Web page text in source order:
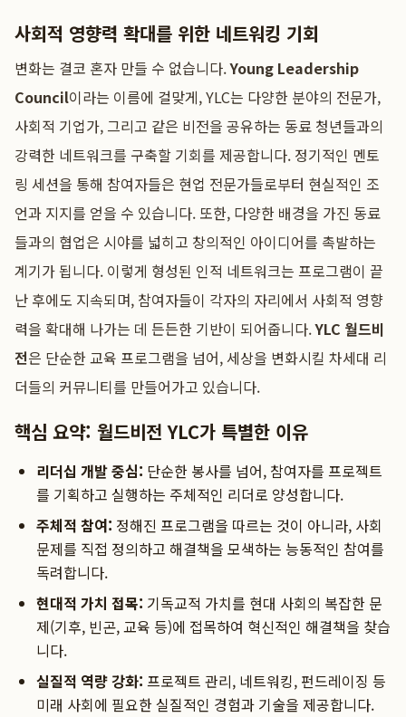
사회적 영향력 확대를 위한 네트워킹 기회
변화는 결코 혼자 만들 수 없습니다.Young Leadership
Council이라는 이름에 걸맞게, YLC는 다양한 분야의 전문가,
사회적 기업가, 그리고 같은 비전을 공유하는 동료 청년들과의
강력한 네트워크를 구축할 기회를 제공합니다. 정기적인 멘토
링 세션을 통해 참여자들은 현업 전문가들로부터 현실적인 조
언과 지지를 얻을 수 있습니다. 또한, 다양한 배경을 가진 동료
들과의 협업은 시야를 넓히고 창의적인 아이디어를 촉발하는
계기가 됩니다. 이렇게 형성된 인적 네트워크는 프로그램이 끝
난 후에도 지속되며, 참여자들이 각자의 자리에서 사회적 영향
력을 확대해 나가는 데 든든한 기반이 되어줍니다.YLC 월드비
전은 단순한 교육 프로그램을 넘어, 세상을 변화시킬 차세대 리
더들의 커뮤니티를 만들어가고 있습니다.
핵심 요약: 월드비전 YLC가 특별한 이유
리더십 개발 중심: 단순한 봉사를 넘어, 참여자를 프로젝트
를 기획하고 실행하는 주체적인 리더로 양성합니다.
주체적 참여: 정해진 프로그램을 따르는 것이 아니라, 사회
문제를 직접 정의하고 해결책을 모색하는 능동적인 참여를
독려합니다.
현대적 가치 접목: 기독교적 가치를 현대 사회의 복잡한 문
제(기후, 빈곤, 교육 등)에 접목하여 혁신적인 해결책을 찾습
니다.
실질적 역량 강화: 프로젝트 관리, 네트워킹, 펀드레이징 등
미래 사회에 필요한 실질적인 경험과 기술을 제공합니다.